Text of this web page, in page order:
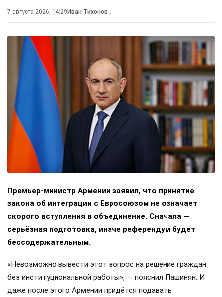
7 августа 2026, 14:29Иван Тихонов ,
Премьер-министр Армении заявил, что принятие
закона об интеграции с Евросоюзом не означает
скорого вступления в объединение. Сначала —
серьёзная подготовка, иначе референдум будет
бессодержательным.
«Невозможно вывести этот вопрос на решение граждан
без институциональной работы», — пояснил Пашинян. И
даже после этого Армении придётся подавать